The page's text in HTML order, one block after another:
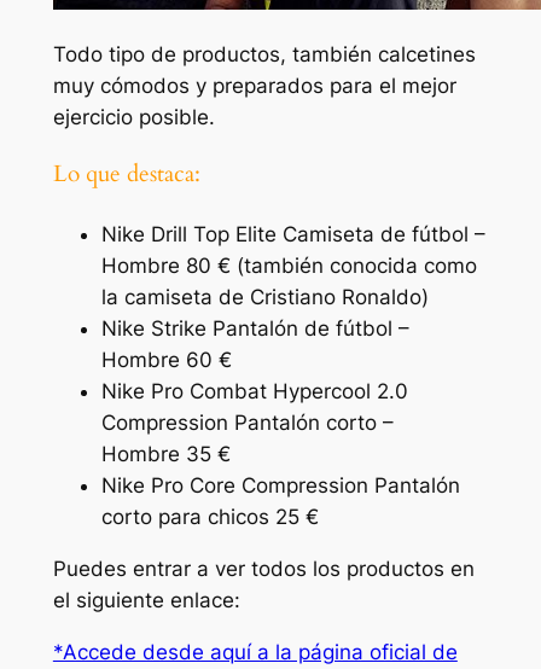
Todo tipo de productos, también calcetines
muy cómodos y preparados para el mejor
ejercicio posible.
Lo que destaca:
Nike Drill Top Elite Camiseta de fútbol –
Hombre 80 € (también conocida como
la camiseta de Cristiano Ronaldo)
Nike Strike Pantalón de fútbol –
Hombre 60 €
Nike Pro Combat Hypercool 2.0
Compression Pantalón corto –
Hombre 35 €
Nike Pro Core Compression Pantalón
corto para chicos 25 €
Puedes entrar a ver todos los productos en
el siguiente enlace:
*Accede desde aquí a la página oficial de